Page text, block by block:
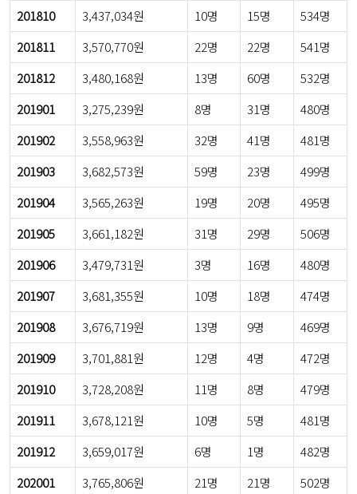
201810
3,437,034원 10명 15명
534명
201811
3,570,770원 22명 22명
541명
201812
3,480,168원 13명 60명
532명
201901
3,275,239원 8명 31명
480명
201902
3,558,963원 32명 41명
481명
201903
3,682,573원 59명 23명
499명
201904
3,565,263원 19명 20명
495명
201905
3,661,182원 31명 29명
506명
201906
3,479,731원 3명 16명
480명
201907
3,681,355원 10명 18명
474명
201908
3,676,719원 13명 9명
469명
201909
3,701,881원 12명 4명
472명
201910
3,728,208원 11명 8명
479명
201911
3,678,121원 10명 5명
481명
201912
3,659,017원 6명 1명
482명
202001
3,765,806원 21명 21명
502명